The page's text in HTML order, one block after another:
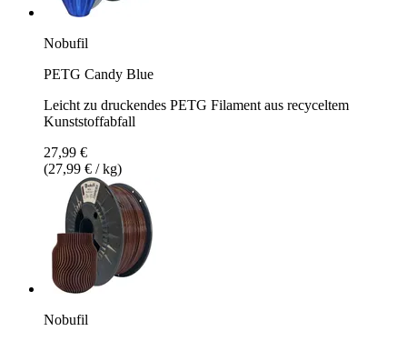
Nobufil
PETG Candy Blue
Leicht zu druckendes PETG Filament aus recyceltem
Kunststoffabfall
27,99 €
(27,99 € / kg)
Nobufil